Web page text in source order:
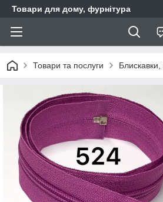
Товари для дому, фурнітура
Товари та послуги Блискавки,